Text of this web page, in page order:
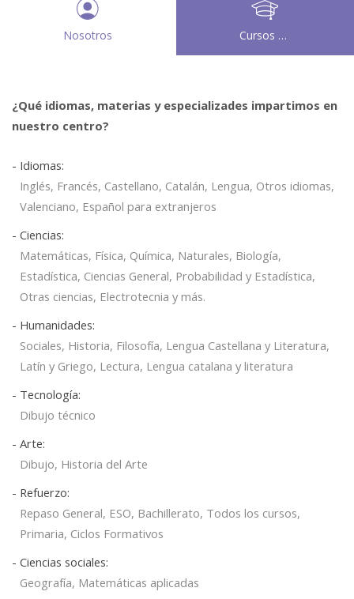
Nosotros Cursos y clases
¿Qué idiomas, materias y especializades impartimos en
nuestro centro?
- Idiomas:
Inglés, Francés, Castellano, Catalán, Lengua, Otros idiomas,
Valenciano, Español para extranjeros
- Ciencias:
Matemáticas, Física, Química, Naturales, Biología,
Estadística, Ciencias General, Probabilidad y Estadística,
Otras ciencias, Electrotecnia y más.
- Humanidades:
Sociales, Historia, Filosofía, Lengua Castellana y Literatura,
Latín y Griego, Lectura, Lengua catalana y literatura
- Tecnología:
Dibujo técnico
- Arte:
Dibujo, Historia del Arte
- Refuerzo:
Repaso General, ESO, Bachillerato, Todos los cursos,
Primaria, Ciclos Formativos
- Ciencias sociales:
Geografía, Matemáticas aplicadas